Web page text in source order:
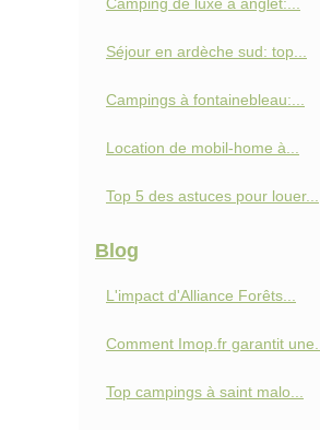
Séjour en ardèche sud: top...
Campings à fontainebleau:...
Location de mobil-home à...
Top 5 des astuces pour louer...
Blog
L'impact d'Alliance Forêts...
Comment Imop.fr garantit une...
Top campings à saint malo...